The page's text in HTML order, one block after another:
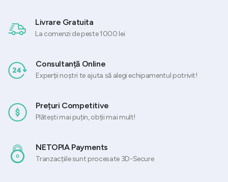
Livrare Gratuita
La comenzi de peste 1000 lei
Consultanță Online
Experții noștri te ajuta să alegi echipamentul potrivit!
Prețuri Competitive
Plătești mai puțin, obții mai mult!
NETOPIA Payments
Tranzacțiile sunt procesate 3D-Secure